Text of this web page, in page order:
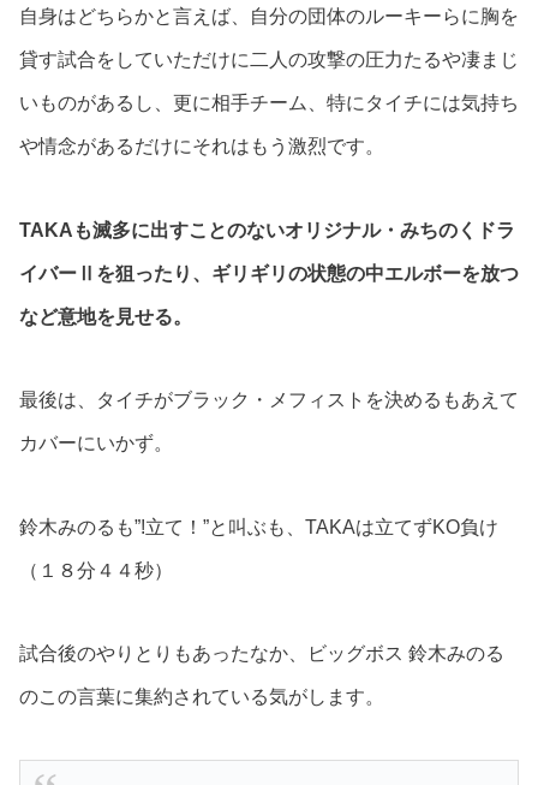
自身はどちらかと言えば、自分の団体のルーキーらに胸を
貸す試合をしていただけに二人の攻撃の圧力たるや凄まじ
いものがあるし、更に相手チーム、特にタイチには気持ち
や情念があるだけにそれはもう激烈です。
TAKAも滅多に出すことのないオリジナル・みちのくドラ
イバーⅡを狙ったり、ギリギリの状態の中エルボーを放つ
など意地を見せる。
最後は、タイチがブラック・メフィストを決めるもあえて
カバーにいかず。
鈴木みのるも”!立て！”と叫ぶも、TAKAは立てずKO負け
（１８分４４秒）
試合後のやりとりもあったなか、ビッグボス 鈴木みのる
のこの言葉に集約されている気がします。